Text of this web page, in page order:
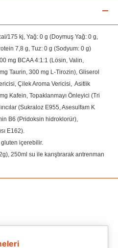
175 kj, Yağ: 0 g (Doymuş Yağ: 0 g,
7,8 g, Tuz: 0 g (Sodyum: 0 g)
mg BCAA 4:1:1 (Lösin, Valin,
Taurin, 300 mg L-Tirozin), Gliserol
Çilek Aroma Vericisi, Asitlik
Kafein, Topaklanmayı Önleyici (Tri
(Sukraloz E955, Asesulfam K
B6 (Pridoksin hidroklorür),
E162).
içerebilir.
250ml su ile karıştırarak antrenman